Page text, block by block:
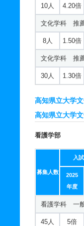
10人 4.20倍
文化学科 推
8人 1.50倍
文化学科 推
30人 1.30倍
高知県立大学
高知県立大学
看護学部
募集人数
入
2025
年度
看護学科 一
45人 5倍